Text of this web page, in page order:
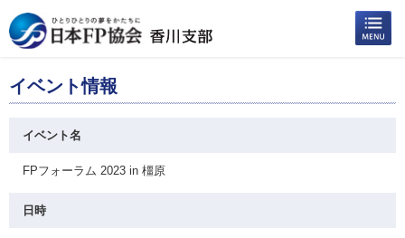
イベント情報
イベント名
FPフォーラム 2023 in 橿原
日時